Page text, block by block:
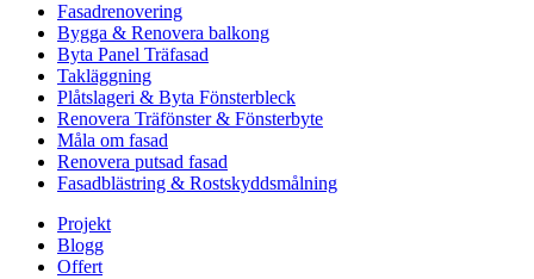
Fasadrenovering
Bygga & Renovera balkong
Byta Panel Träfasad
Takläggning
Plåtslageri & Byta Fönsterbleck
Renovera Träfönster & Fönsterbyte
Måla om fasad
Renovera putsad fasad
Fasadblästring & Rostskyddsmålning
Projekt
Blogg
Offert